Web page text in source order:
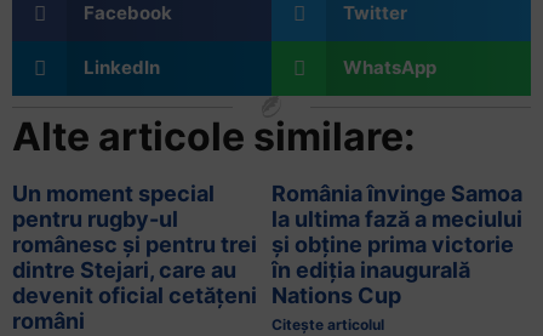
Facebook Twitter
LinkedIn WhatsApp
Alte articole similare:
Un moment special
pentru rugby-ul
românesc și pentru trei
dintre Stejari, care au
devenit oficial cetățeni
români
România învinge Samoa
la ultima fază a meciului
și obține prima victorie
în ediția inaugurală
Nations Cup
Citește articolul